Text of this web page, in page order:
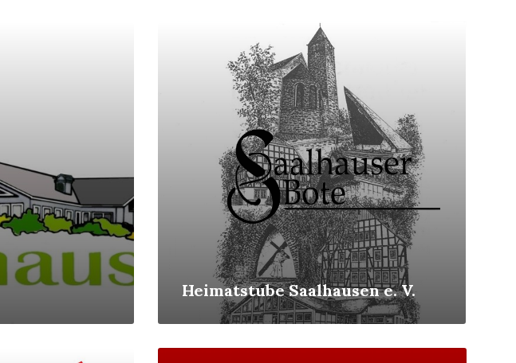
Heimatstube Saalhausen e. V.
Mehr